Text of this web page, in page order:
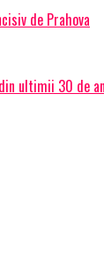
de Prahova
ultimii 30 de